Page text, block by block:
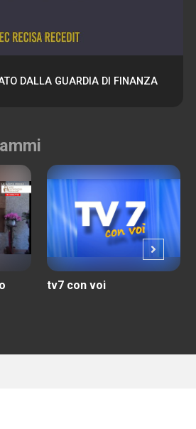
DALLA GUARDIA DI FINANZA
tv7 con voi